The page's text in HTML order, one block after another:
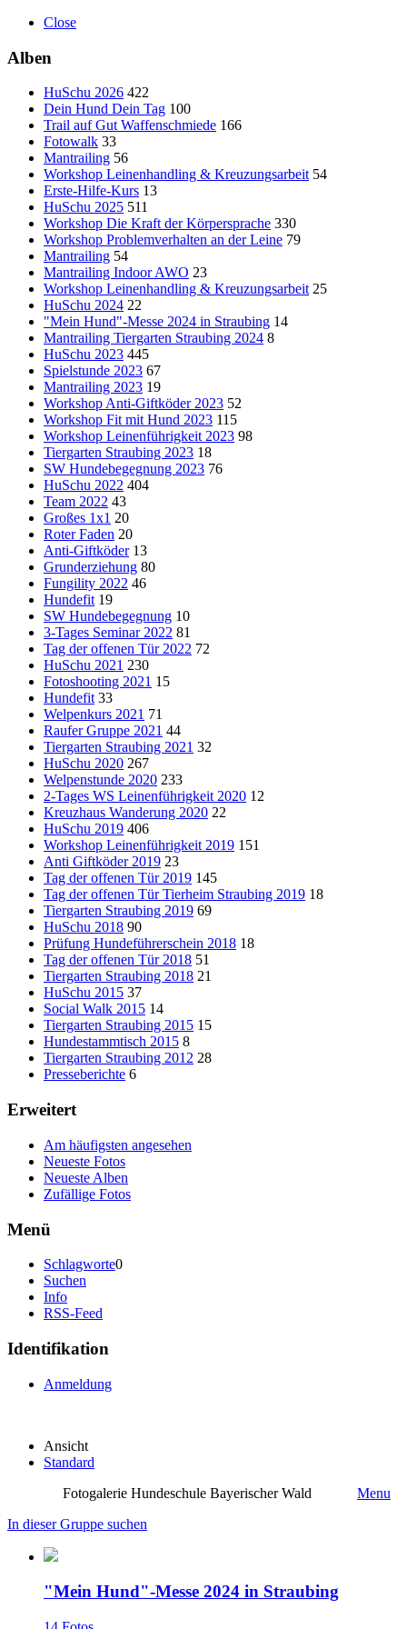
Close
Alben
HuSchu 2026 422
Dein Hund Dein Tag 100
Trail auf Gut Waffenschmiede 166
Fotowalk 33
Mantrailing 56
Workshop Leinenhandling & Kreuzungsarbeit 54
Erste-Hilfe-Kurs 13
HuSchu 2025 511
Workshop Die Kraft der Körpersprache 330
Workshop Problemverhalten an der Leine 79
Mantrailing 54
Mantrailing Indoor AWO 23
Workshop Leinenhandling & Kreuzungsarbeit 25
HuSchu 2024 22
"Mein Hund"-Messe 2024 in Straubing 14
Mantrailing Tiergarten Straubing 2024 8
HuSchu 2023 445
Spielstunde 2023 67
Mantrailing 2023 19
Workshop Anti-Giftköder 2023 52
Workshop Fit mit Hund 2023 115
Workshop Leinenführigkeit 2023 98
Tiergarten Straubing 2023 18
SW Hundebegegnung 2023 76
HuSchu 2022 404
Team 2022 43
Großes 1x1 20
Roter Faden 20
Anti-Giftköder 13
Grunderziehung 80
Fungility 2022 46
Hundefit 19
SW Hundebegegnung 10
3-Tages Seminar 2022 81
Tag der offenen Tür 2022 72
HuSchu 2021 230
Fotoshooting 2021 15
Hundefit 33
Welpenkurs 2021 71
Raufer Gruppe 2021 44
Tiergarten Straubing 2021 32
HuSchu 2020 267
Welpenstunde 2020 233
2-Tages WS Leinenführigkeit 2020 12
Kreuzhaus Wanderung 2020 22
HuSchu 2019 406
Workshop Leinenführigkeit 2019 151
Anti Giftköder 2019 23
Tag der offenen Tür 2019 145
Tag der offenen Tür Tierheim Straubing 2019 18
Tiergarten Straubing 2019 69
HuSchu 2018 90
Prüfung Hundeführerschein 2018 18
Tag der offenen Tür 2018 51
Tiergarten Straubing 2018 21
HuSchu 2015 37
Social Walk 2015 14
Tiergarten Straubing 2015 15
Hundestammtisch 2015 8
Tiergarten Straubing 2012 28
Presseberichte 6
Erweitert
Am häufigsten angesehen
Neueste Fotos
Neueste Alben
Zufällige Fotos
Menü
Schlagworte0
Suchen
Info
RSS-Feed
Identifikation
Anmeldung
Ansicht
Standard
Fotogalerie Hundeschule Bayerischer Wald
Menu
In dieser Gruppe suchen
"Mein Hund"-Messe 2024 in Straubing